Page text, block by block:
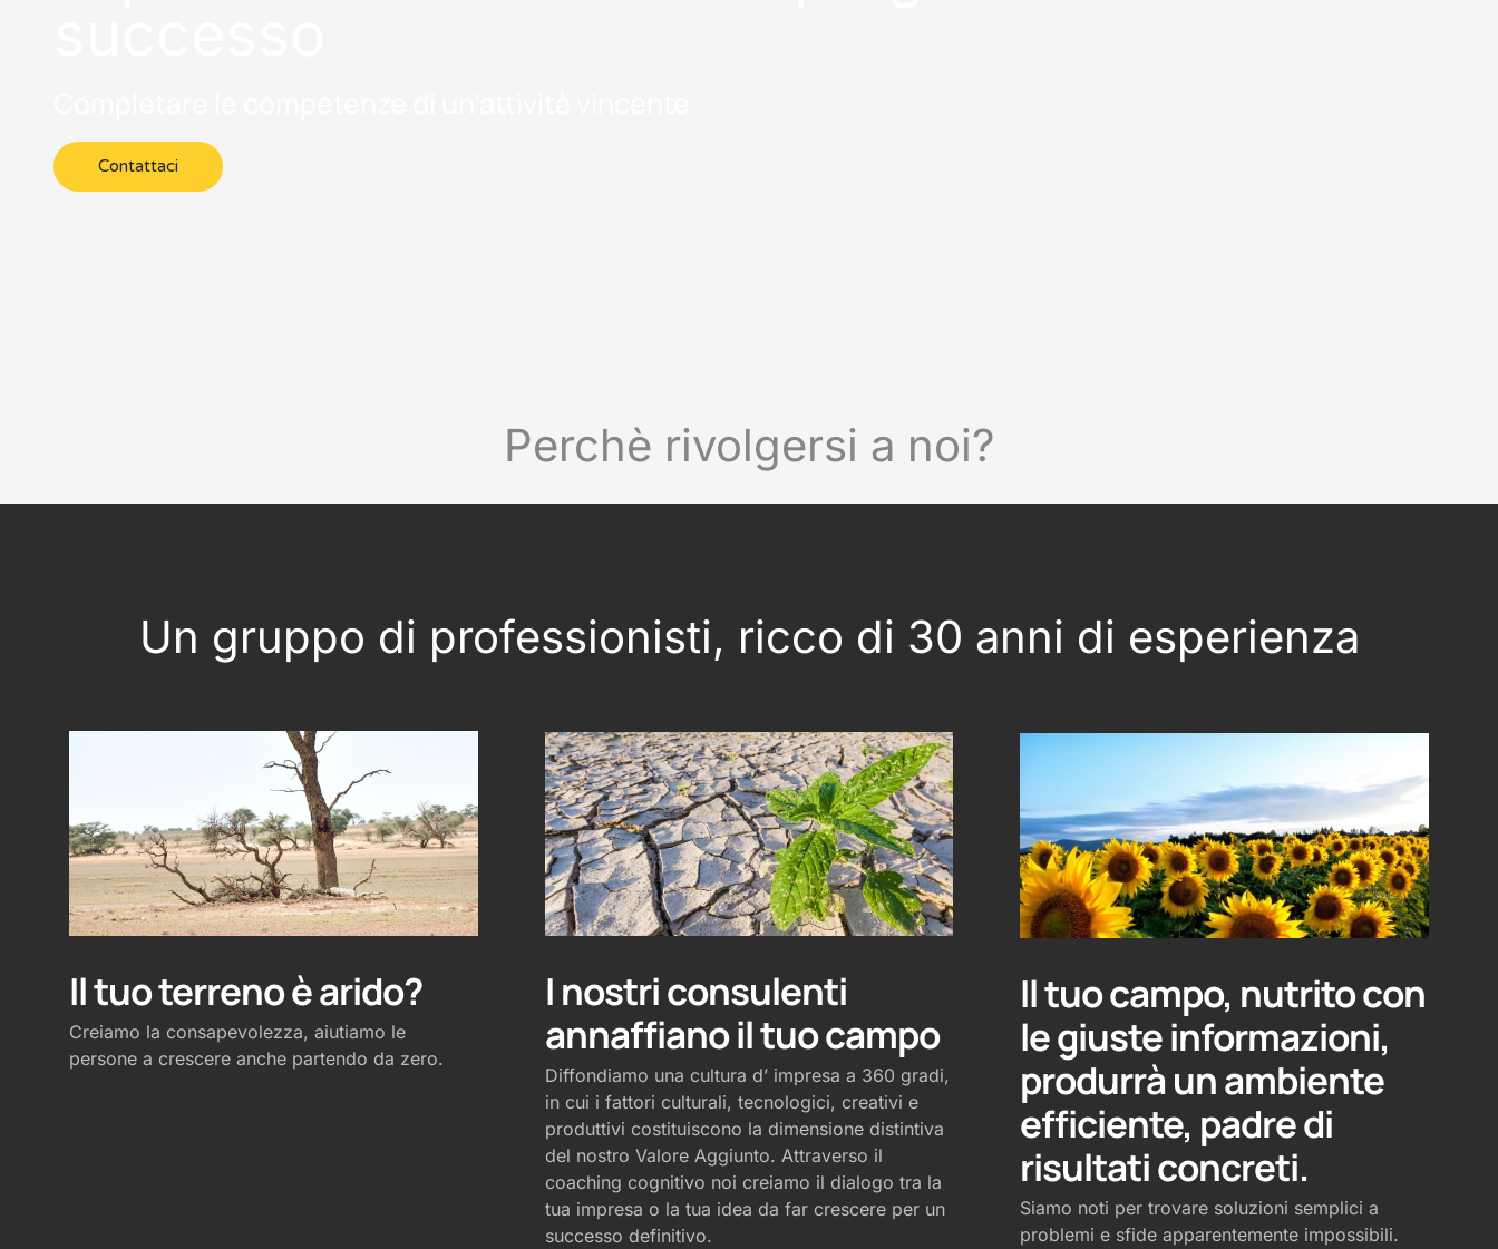
Contattaci
Perchè rivolgersi a noi?
Un gruppo di professionisti, ricco di 30 anni di esperienza
Il tuo terreno è arido?
Creiamo la consapevolezza, aiutiamo le
persone a crescere anche partendo da zero.
I nostri consulenti
annaffiano il tuo campo
Diffondiamo una cultura d’ impresa a 360 gradi,
in cui i fattori culturali, tecnologici, creativi e
produttivi costituiscono la dimensione distintiva
del nostro Valore Aggiunto. Attraverso il
coaching cognitivo noi creiamo il dialogo tra la
tua impresa o la tua idea da far crescere per un
successo definitivo.
Il tuo campo, nutrito con
le giuste informazioni,
produrrà un ambiente
efficiente, padre di
risultati concreti.
Siamo noti per trovare soluzioni semplici a
problemi e sfide apparentemente impossibili.